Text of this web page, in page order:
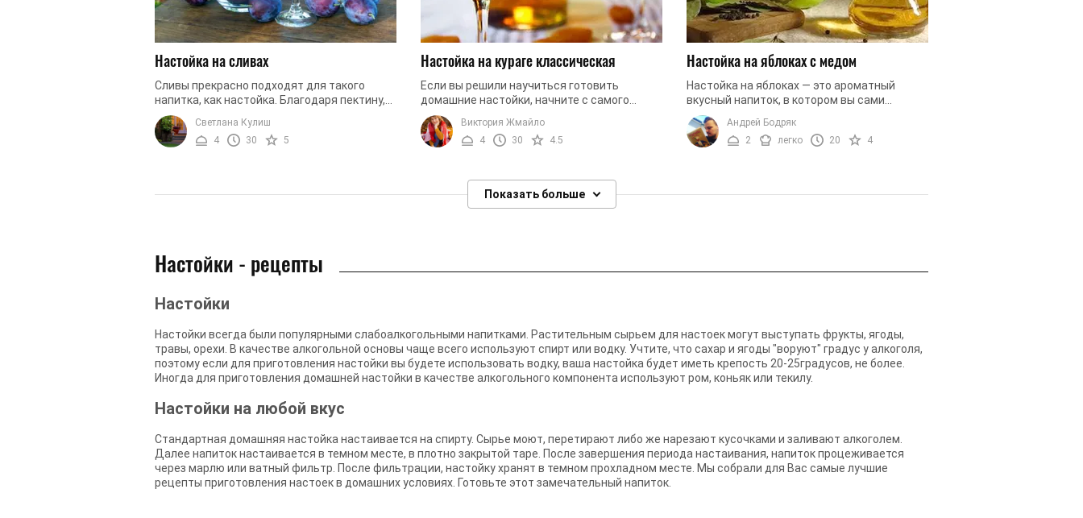
Настойка на сливах
Сливы прекрасно подходят для такого
напитка, как настойка. Благодаря пектину,
из слив получается отличный ликер,
который мы должны будем смешать с ...
Светлана Кулиш
4
30 5
Настойка на кураге классическая
Если вы решили научиться готовить
домашние настойки, начните с самого
простого. Мы предлагаем вам освоить
рецепт настойки на кураге. Напиток
вкусный, ...
Виктория Жмайло
4
30 4.5
Настойка на яблоках с медом
Настойка на яблоках — это ароматный
вкусный напиток, в котором вы сами
можете регулировать не только количество
сахара, но и крепость. Добавляя или ...
Андрей Бодряк
2
легко 20 4
Показать больше
Настойки - рецепты
Настойки
Настойки всегда были популярными слабоалкогольными напитками. Растительным сырьем для настоек могут выступать фрукты, ягоды,
травы, орехи. В качестве алкогольной основы чаще всего используют спирт или водку. Учтите, что сахар и ягоды "воруют" градус у алкоголя,
поэтому если для приготовления настойки вы будете использовать водку, ваша настойка будет иметь крепость 20-25градусов, не более.
Иногда для приготовления домашней настойки в качестве алкогольного компонента используют ром, коньяк или текилу.
Настойки на любой вкус
Стандартная домашняя настойка настаивается на спирту. Сырье моют, перетирают либо же нарезают кусочками и заливают алкоголем.
Далее напиток настаивается в темном месте, в плотно закрытой таре. После завершения периода настаивания, напиток процеживается
через марлю или ватный фильтр. После фильтрации, настойку хранят в темном прохладном месте. Мы собрали для Вас самые лучшие
рецепты приготовления настоек в домашних условиях. Готовьте этот замечательный напиток.